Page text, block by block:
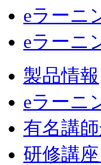
eラーニ
eラーニ
製品情報
eラーニ
有名講
研修講